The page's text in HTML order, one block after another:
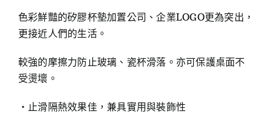
色彩鮮豔的矽膠杯墊加置公司、企業LOGO更為突出，
更接近人們的生活。
較強的摩擦力防止玻璃、瓷杯滑落。亦可保護桌面不
受燙壞。
‧止滑隔熱效果佳，兼具實用與裝飾性